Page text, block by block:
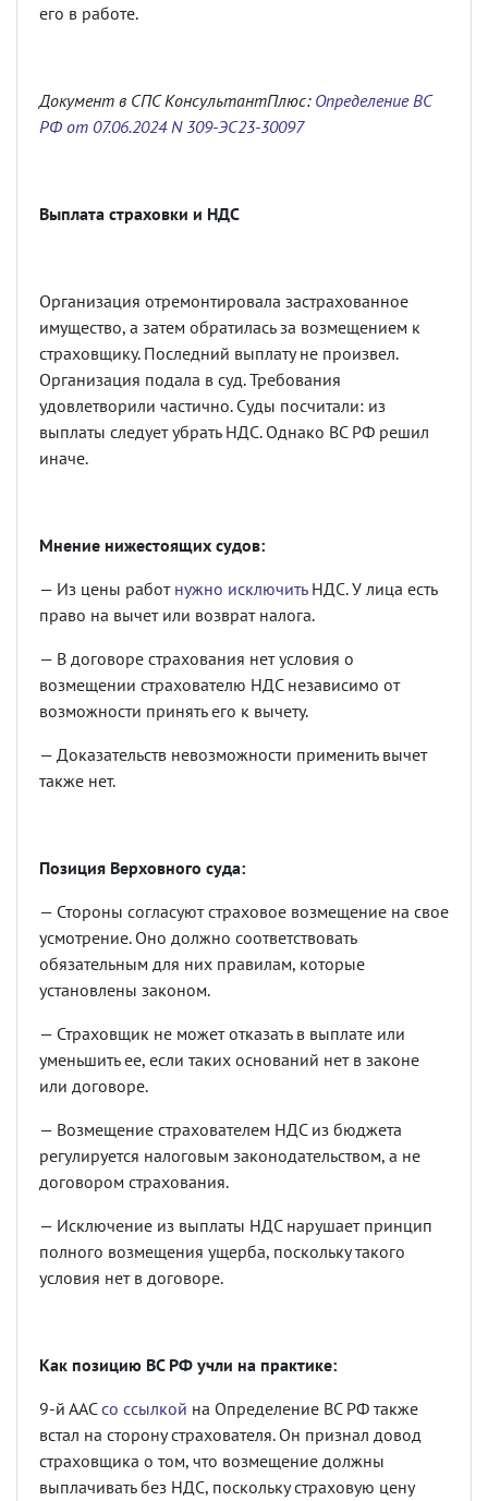
его в работе.
Документ в СПС КонсультантПлюс: Определение ВС
РФ от 07.06.2024 N 309-ЭС23-30097
Выплата страховки и НДС
Организация отремонтировала застрахованное
имущество, а затем обратилась за возмещением к
страховщику. Последний выплату не произвел.
Организация подала в суд. Требования
удовлетворили частично. Суды посчитали: из
выплаты следует убрать НДС. Однако ВС РФ решил
иначе.
Мнение нижестоящих судов:
— Из цены работ нужно исключитьНДС. У лица есть
право на вычет или возврат налога.
— В договоре страхования нет условия о
возмещении страхователю НДС независимо от
возможности принять его к вычету.
— Доказательств невозможности применить вычет
также нет.
Позиция Верховного суда:
— Стороны согласуют страховое возмещение на свое
усмотрение. Оно должно соответствовать
обязательным для них правилам, которые
установлены законом.
— Страховщик не может отказать в выплате или
уменьшить ее, если таких оснований нет в законе
или договоре.
— Возмещение страхователем НДС из бюджета
регулируется налоговым законодательством, а не
договором страхования.
— Исключение из выплаты НДС нарушает принцип
полного возмещения ущерба, поскольку такого
условия нет в договоре.
Как позицию ВС РФ учли на практике:
9-й ААСсо ссылкой на Определение ВС РФ также
встал на сторону страхователя. Он признал довод
страховщика о том, что возмещение должны
выплачивать без НДС, поскольку страховую цену